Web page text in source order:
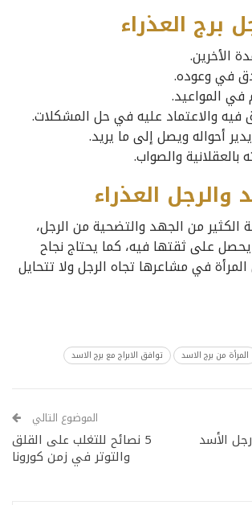
برج العذراء
الأخرين.
في وعوده.
في المواعيد.
فيه والاعتماد عليه في حل المشكلات.
أحواله ويصل إلى ما يريد.
بالعقلانية والصواب.
والرجل العذراء
الكثير من الجهد والتضحية من الرجل،
على ثقتها فيه، كما يحتاج نجاح
في مشاعرها تجاه الرجل ولا تتحايل
المرأة من برج الاسد توافق الابراج مع برج الاسد
الأسد
الموضوع التالي
5 نصائح للتغلب على القلق
والتوتر في زمن كورونا